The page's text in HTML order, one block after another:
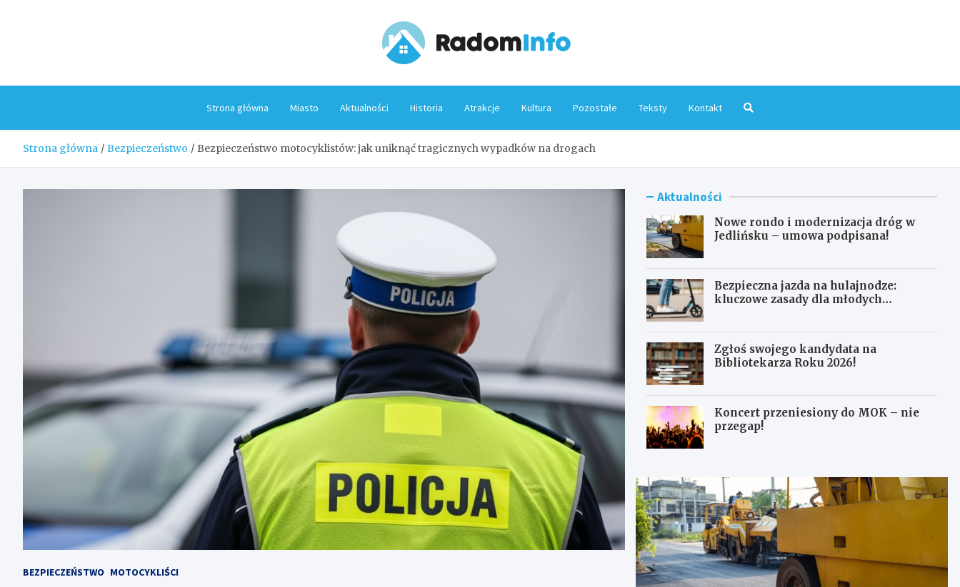
Strona główna Miasto Aktualności Historia Atrakcje Kultura Pozostałe Teksty Kontakt
Strona główna Bezpieczeństwo Bezpieczeństwo motocyklistów: jak uniknąć tragicznych wypadków na drogach
BEZPIECZEŃSTWO MOTOCYKLIŚCI
Aktualności
Nowe rondo i modernizacja dróg w
Jedlińsku – umowa podpisana!
Bezpieczna jazda na hulajnodze:
kluczowe zasady dla młodych
Zgłoś swojego kandydata na
Bibliotekarza Roku 2026!
Koncert przeniesiony do MOK – nie
przegap!